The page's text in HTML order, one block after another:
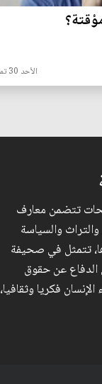
الأحد 30 تموز 2017
تتضمن معارف
والسياسة
تتمثل في صحيفة
الدفاع عن حقوق
فكريا وثقافيا،